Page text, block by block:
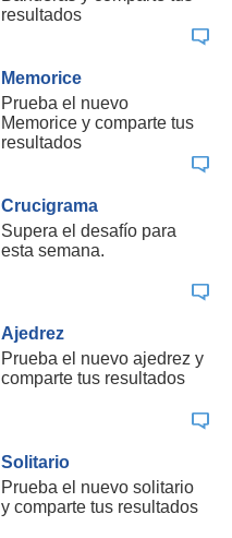
resultados
Memorice
Prueba el nuevo
Memorice y comparte tus
resultados
Crucigrama
Supera el desafío para
esta semana.
Ajedrez
Prueba el nuevo ajedrez y
comparte tus resultados
Solitario
Prueba el nuevo solitario
y comparte tus resultados